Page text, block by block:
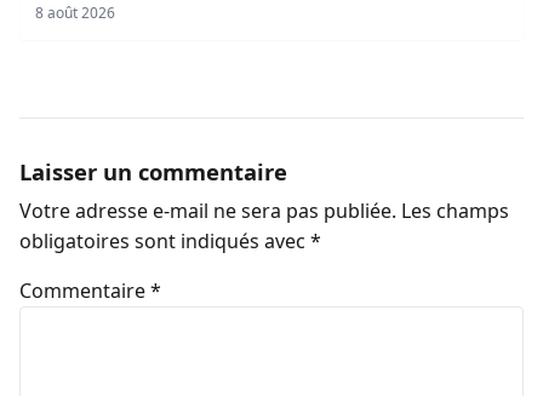
8 août 2026
Laisser un commentaire
Votre adresse e-mail ne sera pas publiée. Les champs
obligatoires sont indiqués avec *
Commentaire*